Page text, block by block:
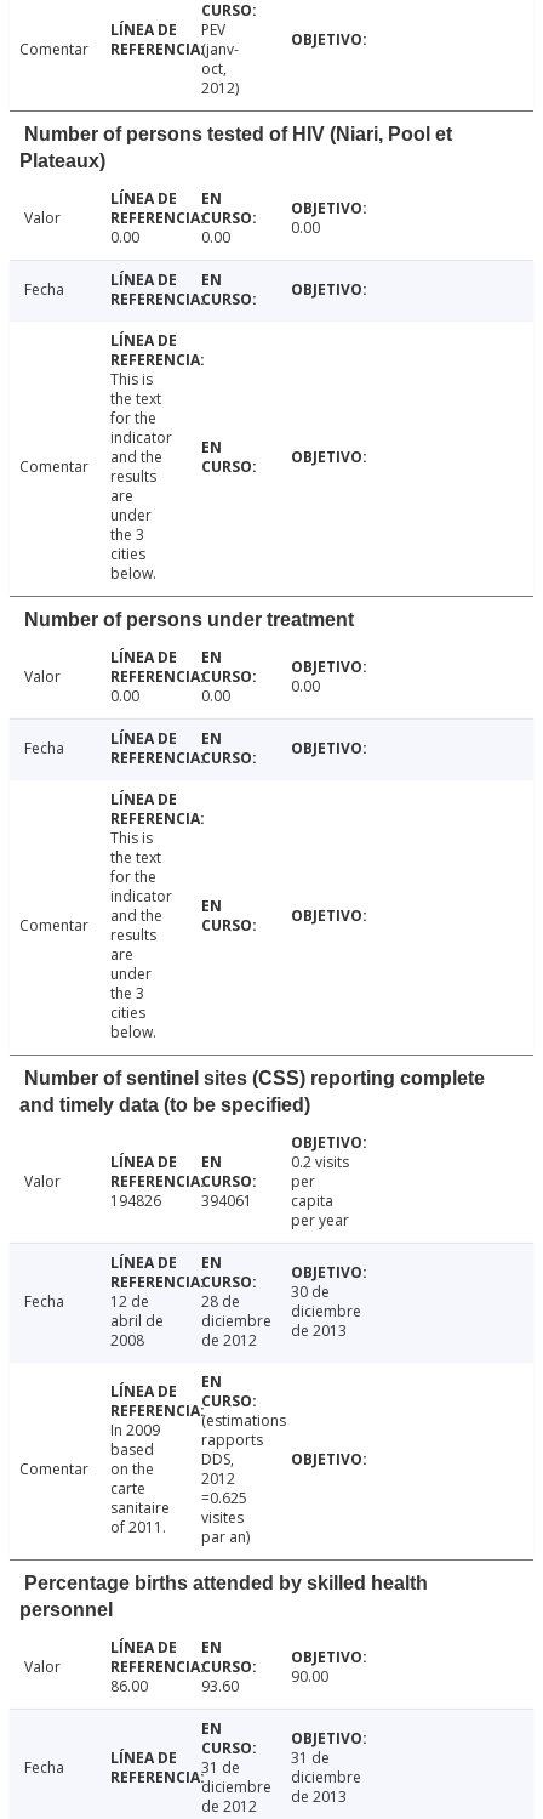
Comentar
PEV
(janv-
oct,
2012)
Number of persons tested of HIV (Niari, Pool et
Plateaux)
Valor
0.00
0.00 0.00
Fecha
Comentar
This is
the text
for the
indicator
and the
results
are
under
the 3
cities
below.
Number of persons under treatment
Valor
0.00
0.00 0.00
Fecha
Comentar
This is
the text
for the
indicator
and the
results
are
under
the 3
cities
below.
Number of sentinel sites (CSS) reporting complete
and timely data (to be specified)
Valor
194826
394061
0.2 visits
per
capita
per year
Fecha
12 de
abril de
2008
28 de
diciembre
de 2012
30 de
diciembre
de 2013
Comentar
In 2009
based
on the
carte
sanitaire
of 2011.
(estimations
rapports
DDS,
2012
=0.625
visites
par an)
Percentage births attended by skilled health
personnel
Valor
86.00
93.60 90.00
Fecha
31 de
diciembre
de 2012
31 de
diciembre
de 2013